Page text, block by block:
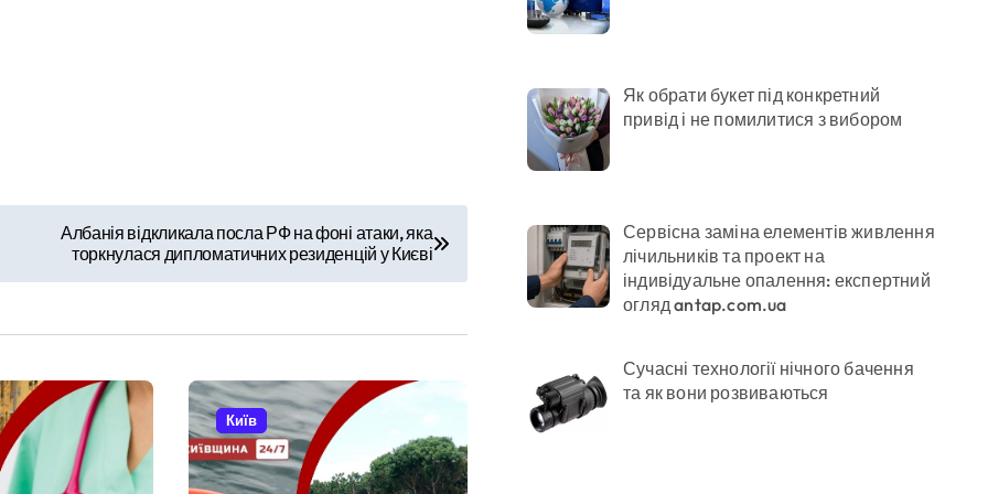
табору «Артек» в Пущі-Водиці виявили бруд, плісняву та гнилі фрукти
жахливі умови утримання близько 30 втомлених доберманів у розпліднику
Албанія відкликала посла РФ на фоні атаки, яка
торкнулася дипломатичних резиденцій у Києві
Київ
Як обрати букет під конкретний
привід і не помилитися з вибором
Сервісна заміна елементів живлення
лічильників та проект на
індивідуальне опалення: експертний
огляд antap.com.ua
Сучасні технології нічного бачення
та як вони розвиваються